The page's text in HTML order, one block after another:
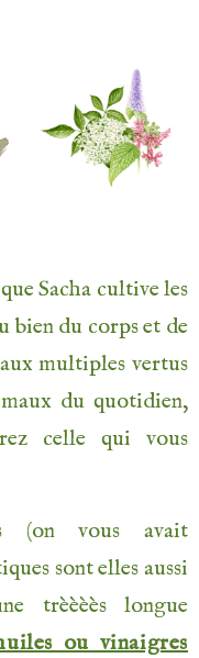
Sacha cultive les
bien du corps et de
aux multiples vertus
du quotidien,
celle qui vous
(on vous avait
sont elles aussi
trèèèès longue
ou vinaigres